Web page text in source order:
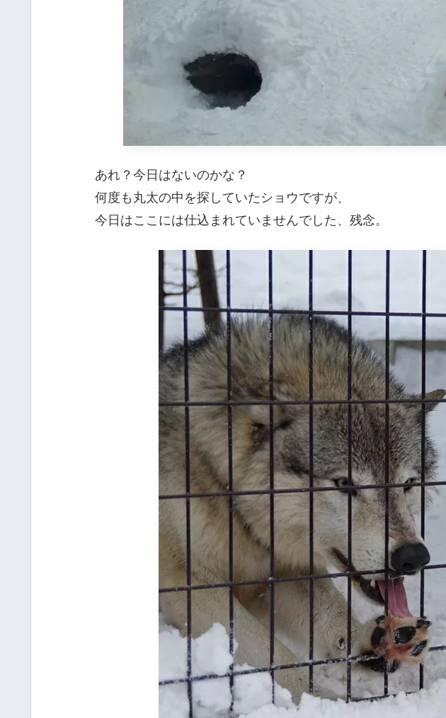
あれ？今日はないのかな？
何度も丸太の中を探していたショウですが、
今日はここには仕込まれていませんでした、残念。